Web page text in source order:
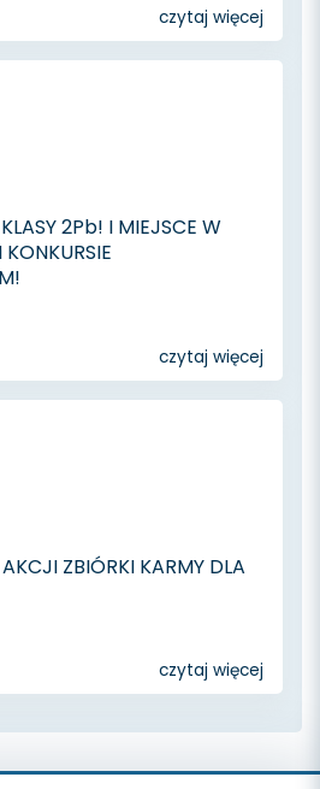
czytaj więcej
2Pb! I MIEJSCE W
czytaj więcej
ZBIÓRKI KARMY DLA
czytaj więcej